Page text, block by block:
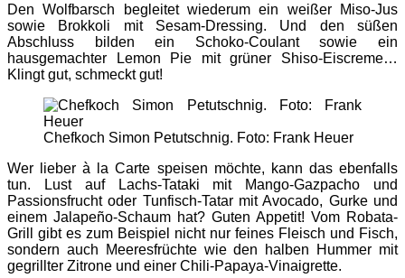
Den Wolfbarsch begleitet wiederum ein weißer Miso-Jus
sowie Brokkoli mit Sesam-Dressing. Und den süßen
Abschluss bilden ein Schoko-Coulant sowie ein
hausgemachter Lemon Pie mit grüner Shiso-Eiscreme…
Klingt gut, schmeckt gut!
Chefkoch Simon Petutschnig. Foto: Frank Heuer
Wer lieber à la Carte speisen möchte, kann das ebenfalls
tun. Lust auf Lachs-Tataki mit Mango-Gazpacho und
Passionsfrucht oder Tunfisch-Tatar mit Avocado, Gurke und
einem Jalapeño-Schaum hat? Guten Appetit! Vom Robata-
Grill gibt es zum Beispiel nicht nur feines Fleisch und Fisch,
sondern auch Meeresfrüchte wie den halben Hummer mit
gegrillter Zitrone und einer Chili-Papaya-Vinaigrette.